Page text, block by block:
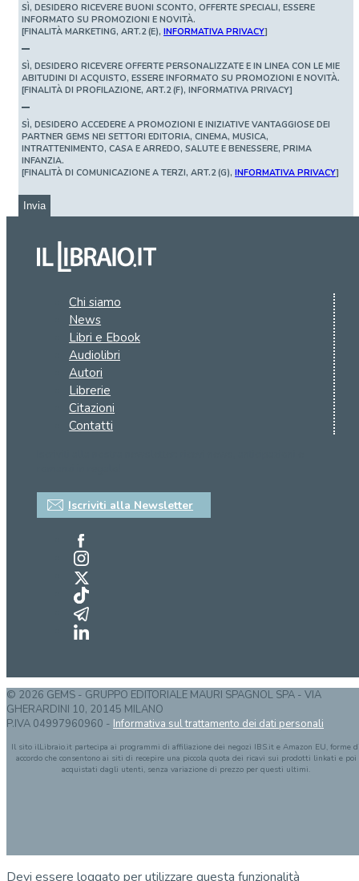
SÌ, DESIDERO RICEVERE BUONI SCONTO, OFFERTE SPECIALI, ESSERE
INFORMATO SU PROMOZIONI E NOVITÀ.
[FINALITÀ MARKETING, ART.2 (E), INFORMATIVA PRIVACY]
SÌ, DESIDERO RICEVERE OFFERTE PERSONALIZZATE E IN LINEA CON LE MIE
ABITUDINI DI ACQUISTO, ESSERE INFORMATO SU PROMOZIONI E NOVITÀ.
[FINALITÀ DI PROFILAZIONE, ART.2 (F), INFORMATIVA PRIVACY]
SÌ, DESIDERO ACCEDERE A PROMOZIONI E INIZIATIVE VANTAGGIOSE DEI
PARTNER GEMS NEI SETTORI EDITORIA, CINEMA, MUSICA,
INTRATTENIMENTO, CASA E ARREDO, SALUTE E BENESSERE, PRIMA
INFANZIA.
[FINALITÀ DI COMUNICAZIONE A TERZI, ART.2 (G), INFORMATIVA PRIVACY]
Invia
Chi siamo
News
Libri e Ebook
Audiolibri
Autori
Librerie
Citazioni
Contatti
Iscriviti alla Newsletter
© 2026 GEMS - GRUPPO EDITORIALE MAURI SPAGNOL SPA - VIA
GHERARDINI 10, 20145 MILANO
P.IVA 04997960960 - Informativa sul trattamento dei dati personali
Il sito ilLibraio.it partecipa ai programmi di affiliazione dei negozi IBS.it e Amazon EU, forme
accordo che consentono ai siti di recepire una piccola quota dei ricavi sui prodotti linkati e poi
acquistati dagli utenti, senza variazione di prezzo per questi ultimi.
Devi essere loggato per utilizzare questa funzionalità